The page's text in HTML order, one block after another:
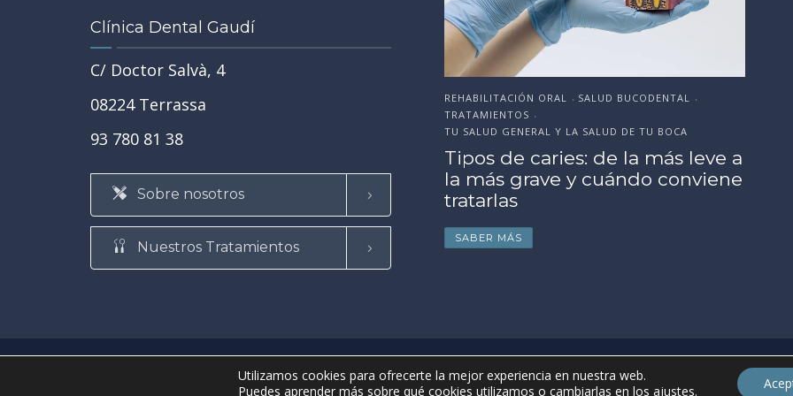
Clínica Dental Gaudí
C/ Doctor Salvà, 4
08224 Terrassa
93 780 81 38
Sobre nosotros
Nuestros Tratamientos
REHABILITACIÓN ORAL • SALUD BUCODENTAL •
TRATAMIENTOS •
TU SALUD GENERAL Y LA SALUD DE TU BOCA
Tipos de caries: de la más leve a
la más grave y cuándo conviene
tratarlas
SABER MÁS
de la boda, evento o
celebración importante
SABER MÁS
ProdeX-Informática•
Utilizamos cookies para ofrecerte la mejor experiencia en nuestra web.
Puedes aprender más sobre qué cookies utilizamos o cambiarlas en losajustes.